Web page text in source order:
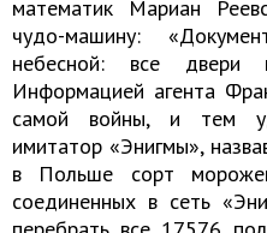
математик Мариан
чудо-машину:
небесной: все двери
Информацией агента
самой войны, и тем
имитатор «Энигмы»,
в Польше сорт
соединенных в сеть